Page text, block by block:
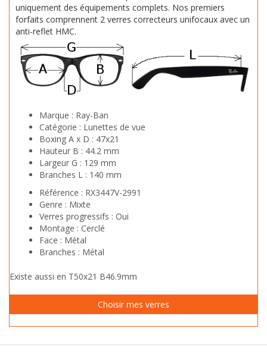
uniquement des équipements complets. Nos premiers
forfaits comprennent 2 verres correcteurs unifocaux avec un
anti-reflet HMC.
Marque : Ray-Ban
Catégorie : Lunettes de vue
Boxing A x D : 47x21
Hauteur B : 44.2 mm
Largeur G : 129 mm
Branches L : 140 mm
Référence : RX3447V-2991
Genre : Mixte
Verres progressifs : Oui
Montage : Cerclé
Face : Métal
Branches : Métal
Existe aussi en T50x21 B46.9mm